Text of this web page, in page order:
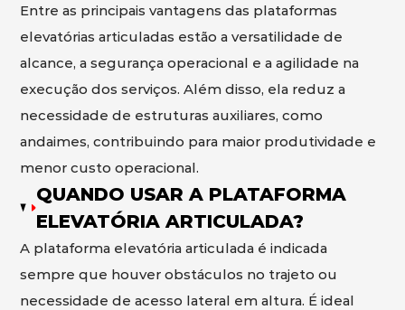
Entre as principais vantagens das plataformas
elevatórias articuladas estão a versatilidade de
alcance, a segurança operacional e a agilidade na
execução dos serviços. Além disso, ela reduz a
necessidade de estruturas auxiliares, como
andaimes, contribuindo para maior produtividade e
menor custo operacional.
QUANDO USAR A PLATAFORMA
ELEVATÓRIA ARTICULADA?
A plataforma elevatória articulada é indicada
sempre que houver obstáculos no trajeto ou
necessidade de acesso lateral em altura. É ideal